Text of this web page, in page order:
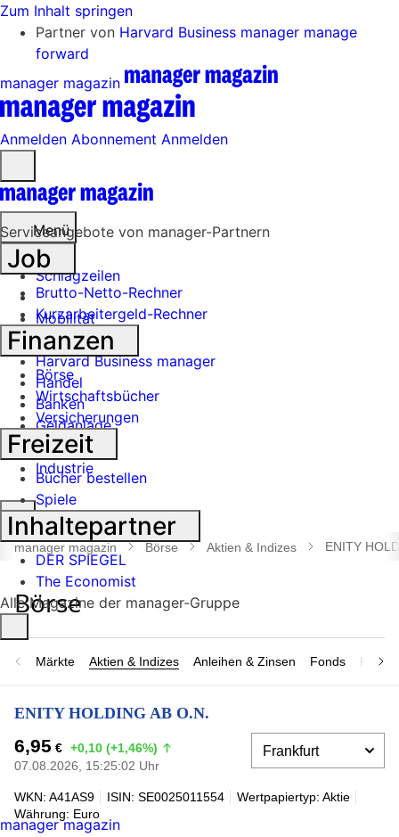
Zum Inhalt springen
Partner von Harvard Business manager manage
forward
manager magazin
Anmelden Abonnement Anmelden
öffnen
Menü
Schlagzeilen
Mobilität
Tech
Harvard Business manager
Handel
Banken
Geldanlage
Börse
Industrie
Suche
öffnen
manager magazin Börse Aktien & Indizes ENITY
Märkte Aktien & Indizes Anleihen & Zinsen Fonds
ENITY HOLDING AB O.N.
6,95 € +0,10 (+1,46%)
07.08.2026, 15:25:02 Uhr
WKN: A41AS9 ISIN: SE0025011554
Wertpapiertyp: Aktie
Währung: Euro
Serviceangebote von manager-Partnern
Job
Brutto-Netto-Rechner
Kurzarbeitergeld-Rechner
Finanzen
Börse
Wirtschaftsbücher
Versicherungen
Freizeit
Bücher bestellen
Spiele
Inhaltepartner
DER SPIEGEL
The Economist
Alle Magazine der manager-Gruppe
manager magazin